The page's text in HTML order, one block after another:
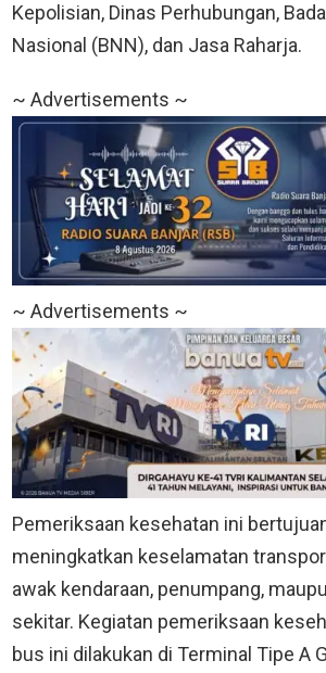
Kepolisian, Dinas Perhubungan,
Nasional (BNN), dan Jasa Raharja.
~ Advertisements ~
~ Advertisements ~
Pemeriksaan kesehatan ini
meningkatkan keselamatan
awak kendaraan, penumpang,
sekitar. Kegiatan pemeriksaan
bus ini dilakukan di Terminal Tipe A